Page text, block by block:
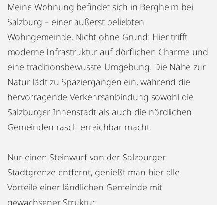
Meine Wohnung befindet sich in Bergheim bei
Salzburg – einer äußerst beliebten
Wohngemeinde. Nicht ohne Grund: Hier trifft
moderne Infrastruktur auf dörflichen Charme und
eine traditionsbewusste Umgebung. Die Nähe zur
Natur lädt zu Spaziergängen ein, während die
hervorragende Verkehrsanbindung sowohl die
Salzburger Innenstadt als auch die nördlichen
Gemeinden rasch erreichbar macht.
Nur einen Steinwurf von der Salzburger
Stadtgrenze entfernt, genießt man hier alle
Vorteile einer ländlichen Gemeinde mit
gewachsener Struktur.